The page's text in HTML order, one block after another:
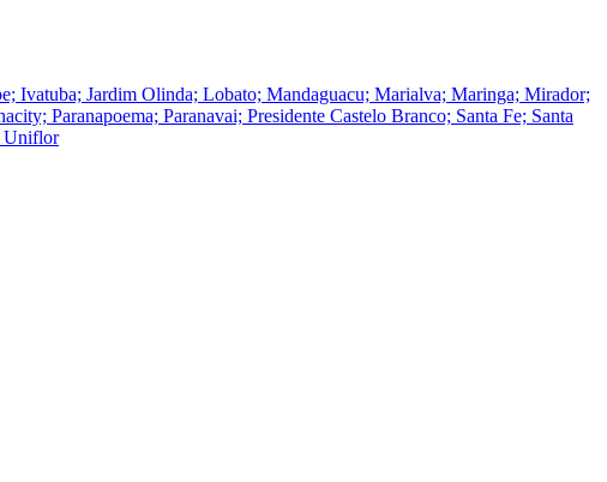
Ivatuba; Jardim Olinda; Lobato; Mandaguacu; Marialva; Maringa; Mirador;
Paranapoema; Paranavai; Presidente Castelo Branco; Santa Fe; Santa
Uniflor